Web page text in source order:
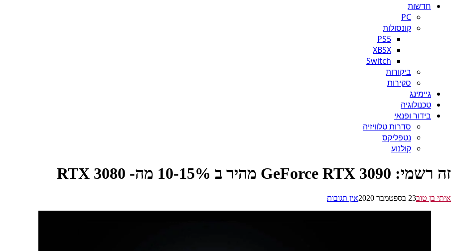
חדשות
PC
קונסולות
PS5
XBSX
Switch
ביקורות
סקירות
גיימינג
טכנולוגיה
בידור ופנאי
סדרות טלוויזיה
נטפליקס
קולנוע
זה רשמי: GeForce RTX 3090 מהיר ב 10-15% מה- RTX 3080
איתי בן טוב23 בספטמבר 2020 אין תגובות